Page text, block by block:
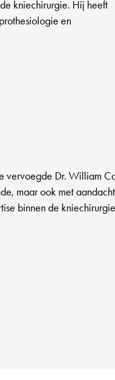
kniechirurgie. Hij heeft
en
vervoegde Dr. William
maar ook met aandacht
binnen de